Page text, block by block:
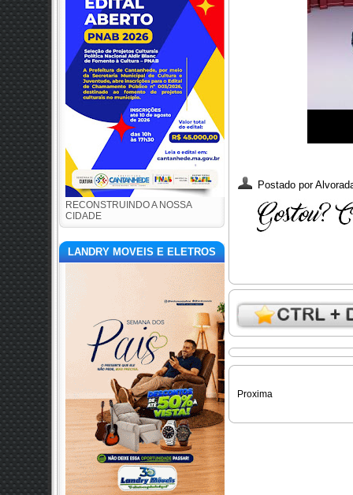
RECONSTRUINDO A NOSSA
CIDADE
LANDRY MOVEIS E ELETROS
Postado por
Proxima